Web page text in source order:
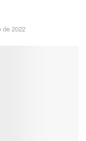
de 2022